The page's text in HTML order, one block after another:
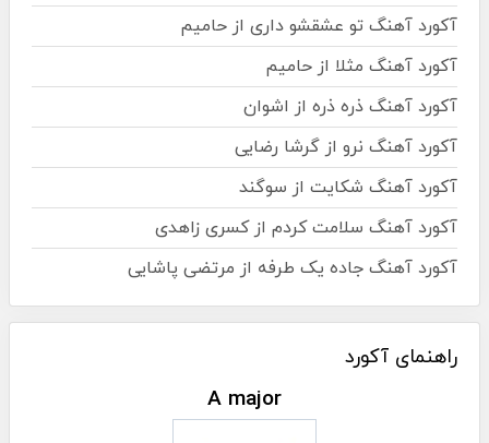
آکورد آهنگ تو عشقشو داری از حامیم
آکورد آهنگ مثلا از حامیم
آکورد آهنگ ذره ذره از اشوان
آکورد آهنگ نرو از گرشا رضایی
آکورد آهنگ شکایت از سوگند
آکورد آهنگ سلامت کردم از کسری زاهدی
آکورد آهنگ جاده یک طرفه از مرتضی پاشایی
راهنمای آکورد
A major